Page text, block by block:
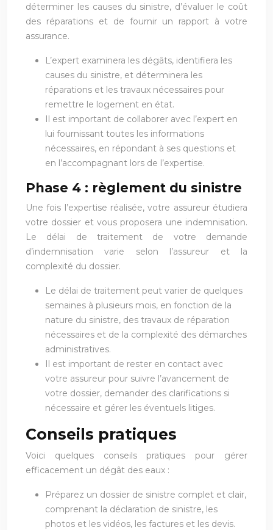
déterminer les causes du sinistre, d’évaluer le coût
des réparations et de fournir un rapport à votre
assurance.
L’expert examinera les dégâts, identifiera les
causes du sinistre, et déterminera les
réparations et les travaux nécessaires pour
remettre le logement en état.
Il est important de collaborer avec l’expert en
lui fournissant toutes les informations
nécessaires, en répondant à ses questions et
en l’accompagnant lors de l’expertise.
Phase 4 : règlement du sinistre
Une fois l’expertise réalisée, votre assureur étudiera
votre dossier et vous proposera une indemnisation.
Le délai de traitement de votre demande
d’indemnisation varie selon l’assureur et la
complexité du dossier.
Le délai de traitement peut varier de quelques
semaines à plusieurs mois, en fonction de la
nature du sinistre, des travaux de réparation
nécessaires et de la complexité des démarches
administratives.
Il est important de rester en contact avec
votre assureur pour suivre l’avancement de
votre dossier, demander des clarifications si
nécessaire et gérer les éventuels litiges.
Conseils pratiques
Voici quelques conseils pratiques pour gérer
efficacement un dégât des eaux :
Préparez un dossier de sinistre complet et clair,
comprenant la déclaration de sinistre, les
photos et les vidéos, les factures et les devis.